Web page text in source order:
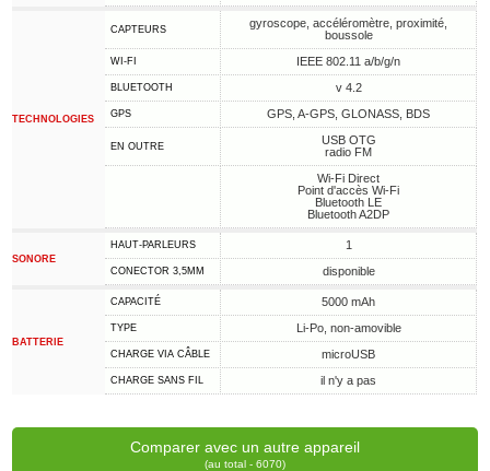
TECHNOLOGIES
CAPTEURS
gyroscope, accéléromètre, proximité,
boussole
WI-FI IEEE 802.11 a/b/g/n
BLUETOOTH v 4.2
GPS GPS, A-GPS, GLONASS, BDS
EN OUTRE
USB OTG
radio FM
Wi-Fi Direct
Point d'accès Wi-Fi
Bluetooth LE
Bluetooth A2DP
SONORE
HAUT-PARLEURS 1
CONECTOR 3,5MM disponible
BATTERIE
CAPACITÉ 5000 mAh
TYPE Li-Po, non-amovible
CHARGE VIA CÂBLE microUSB
CHARGE SANS FIL il n'y a pas
Comparer avec un autre appareil
(au total - 6070)